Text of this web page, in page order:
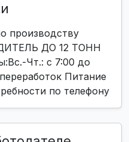
производству
ДО 12 ТОНН
Чт.: с 7:00 до
Питание
по телефону